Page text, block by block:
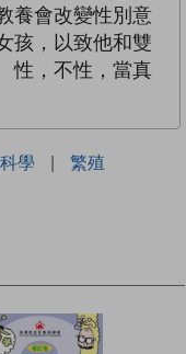
養會改變性別意
孩，以致他和雙
，不性，當真
學 | 繁殖